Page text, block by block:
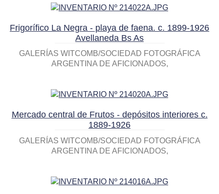
Frigorífico La Negra - playa de faena. c. 1899-1926
Avellaneda Bs As
GALERÍAS WITCOMB/SOCIEDAD FOTOGRÁFICA
ARGENTINA DE AFICIONADOS
Mercado central de Frutos - depósitos interiores c.
1889-1926
GALERÍAS WITCOMB/SOCIEDAD FOTOGRÁFICA
ARGENTINA DE AFICIONADOS